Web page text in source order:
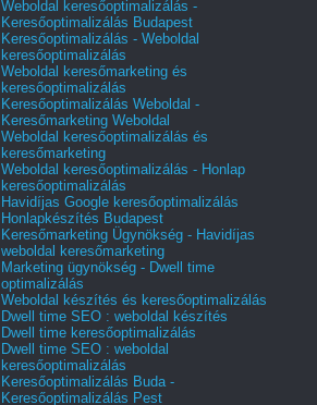
Weboldal keresőoptimalizálás -
Keresőoptimalizálás Budapest
Keresőoptimalizálás - Weboldal
keresőoptimalizálás
Weboldal keresőmarketing és
keresőoptimalizálás
Keresőoptimalizálás Weboldal -
Keresőmarketing Weboldal
Weboldal keresőoptimalizálás és
keresőmarketing
Weboldal keresőoptimalizálás - Honlap
keresőoptimalizálás
Havidíjas Google keresőoptimalizálás
Honlapkészítés Budapest
Keresőmarketing Ügynökség - Havidíjas
weboldal keresőmarketing
Marketing ügynökség - Dwell time
optimalizálás
Weboldal készítés és keresőoptimalizálás
Dwell time SEO : weboldal készítés
Dwell time keresőoptimalizálás
Dwell time SEO : weboldal
keresőoptimalizálás
Keresőoptimalizálás Buda -
Keresőoptimalizálás Pest